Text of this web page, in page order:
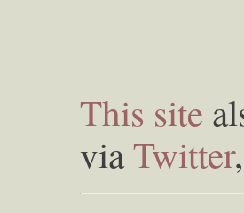
This site
viaTwitter,